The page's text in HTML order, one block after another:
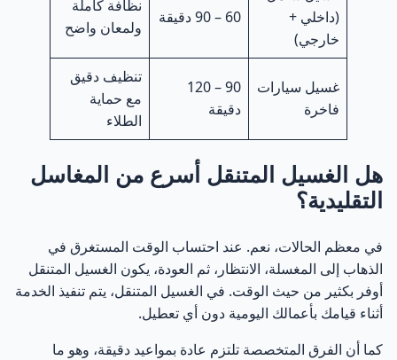
(داخلي +
خارجي)
60 – 90 دقيقة
نظافة كاملة
ولمعان واضح
غسيل سيارات
فاخرة
90 – 120
دقيقة
تنظيف دقيق
مع حماية
الطلاء
هل الغسيل المتنقل أسرع من المغاسل
التقليدية؟
في معظم الحالات، نعم. عند احتساب الوقت المستغرق في
الذهاب إلى المغسلة، الانتظار، ثم العودة، يكون الغسيل المتنقل
أوفر بكثير من حيث الوقت. في الغسيل المتنقل، يتم تنفيذ الخدمة
أثناء قيامك بأعمالك اليومية دون أي تعطيل.
كما أن الفرق المتخصصة تلتزم عادة بمواعيد دقيقة، وهو ما